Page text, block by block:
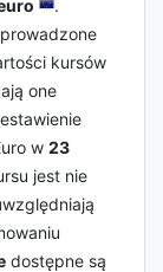
.
kursów
one
w 23
jest nie
dostępne są